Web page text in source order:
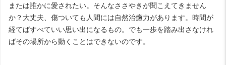
または誰かに愛されたい。そんなささやきが聞こえてきません
か？大丈夫、傷ついても人間には自然治癒力があります。時間が
経てばすべていい思い出になるもの。でも一歩を踏み出さなけれ
ばその場所から動くことはできないのです。